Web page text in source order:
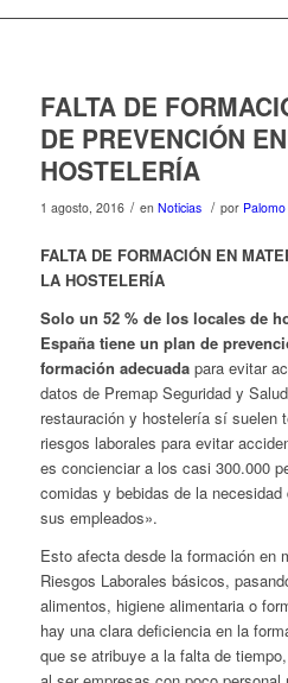
FALTA DE
DE PREVENCIÓN
HOSTELERÍA
1 agosto, 2016 / en Noticias / por
FALTA DE FORMACIÓN EN
LA HOSTELERÍA
Solo un 52 % de los locales de
Españatiene un plan de
formación adecuadapara evitar
datos de Premap Seguridad y
restauración y hostelería sí suelen
riesgos laborales para evitar
es concienciar a los casi 300.000
comidas y bebidas de la
sus empleados».
Esto afecta desde la formación en
Riesgos Laborales básicos,
alimentos, higiene alimentaria o
hay una clara deficiencia en la
que se atribuye a la falta de